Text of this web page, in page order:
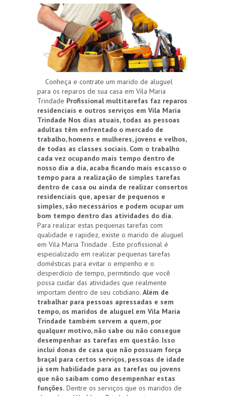
Conheça e contrate um marido de aluguel
para os reparos de sua casa em Vila Maria
Trindade Profissional multitarefas faz reparos
residenciais e outros serviços em Vila Maria
Trindade Nos dias atuais, todas as pessoas
adultas têm enfrentado o mercado de
trabalho, homens e mulheres, jovens e velhos,
de todas as classes sociais. Com o trabalho
cada vez ocupando mais tempo dentro de
nosso dia a dia, acaba ficando mais escasso o
tempo para a realização de simples tarefas
dentro de casa ou ainda de realizar consertos
residenciais que, apesar de pequenos e
simples, são necessários e podem ocupar um
bom tempo dentro das atividades do dia.
Para realizar estas pequenas tarefas com
qualidade e rapidez, existe o marido de aluguel
em Vila Maria Trindade . Este profissional é
especializado em realizar pequenas tarefas
domésticas para evitar o empenho e o
desperdício de tempo, permitindo que você
possa cuidar das atividades que realmente
importam dentro de seu cotidiano. Além de
trabalhar para pessoas apressadas e sem
tempo, os maridos de aluguel em Vila Maria
Trindade também servem a quem, por
qualquer motivo, não sabe ou não consegue
desempenhar as tarefas em questão. Isso
inclui donas de casa que não possuam força
braçal para certos serviços, pessoas de idade
já sem habilidade para as tarefas ou jovens
que não saibam como desempenhar estas
funções. Dentre os serviços que os maridos de